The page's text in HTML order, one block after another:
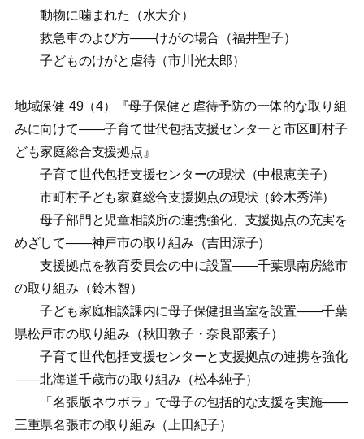
動物に噛まれた（水大介）
救急車のよび方——けがの場合（福井聖子）
子どものけがと虐待（市川光太郎）
地域保健 49（4）『母子保健と虐待予防の一体的な取り組
みに向けて——子育て世代包括支援センターと市区町村子
ども家庭総合支援拠点』
子育て世代包括支援センターの現状（中根恵美子）
市町村子ども家庭総合支援拠点の現状（鈴木秀洋）
母子部門と児童相談所の連携強化、支援拠点の充実を
めざして——神戸市の取り組み（吉田涼子）
支援拠点を教育委員会の中に設置——千葉県南房総市
の取り組み（鈴木智）
子ども家庭相談課内に母子保健担当室を設置——千葉
県松戸市の取り組み（秋田敦子・奈良部素子）
子育て世代包括支援センターと支援拠点の連携を強化
——北海道千歳市の取り組み（松本純子）
「名張版ネウボラ」で母子の包括的な支援を実施——
三重県名張市の取り組み（上田紀子）